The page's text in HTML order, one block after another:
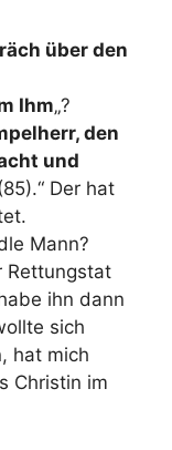
über den
Ihm„?
den
und
Der hat
Mann?
Rettungstat
ihn dann
sich
hat mich
Christin im